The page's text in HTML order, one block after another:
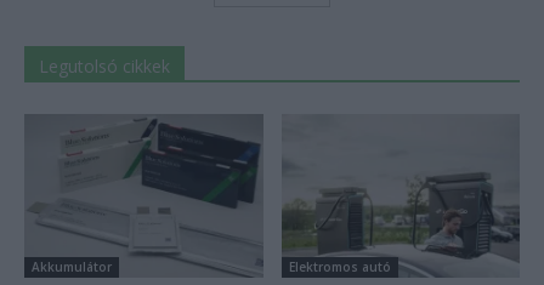
Legutolsó cikkek
Akkumulátor Elektromos autó